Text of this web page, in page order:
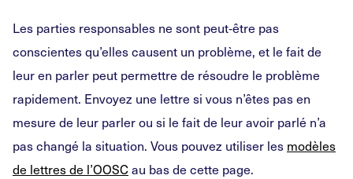
Les parties responsables ne sont peut‑être pas
conscientes qu’elles causent un problème, et le fait de
leur en parler peut permettre de résoudre le problème
rapidement. Envoyez une lettre si vous n’êtes pas en
mesure de leur parler ou si le fait de leur avoir parlé n’a
pas changé la situation. Vous pouvez utiliser les modèles
de lettres de l’OOSC au bas de cette page.